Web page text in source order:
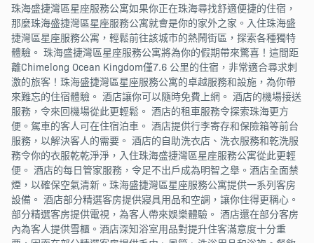
珠海盛捷灣區星座服務公寓如果你正在珠海尋找舒適便捷的住宿，
那麼珠海盛捷灣區星座服務公寓就會是你的家外之家。入住珠海盛
捷灣區星座服務公寓，輕鬆前往該城市的熱鬧街區，探索各種獨特
體驗。 珠海盛捷灣區星座服務公寓將為你的假期帶來驚喜！這間距
離Chimelong Ocean Kingdom僅7.6 公里的住宿，非常適合尋求刺
激的旅客！珠海盛捷灣區星座服務公寓的卓越服務和設施，為你帶
來難忘的住宿體驗。 酒店讓你可以隨時免費上網。 酒店的機場接送
服務，令來回機場從此更輕鬆。 酒店的租車服務令探索珠海更方
便。駕車的客人可在住宿泊車。 酒店提供行李寄存和保險箱等前台
服務，以解決客人的需要。 酒店的自助洗衣店、洗衣服務和乾洗服
務令你的衣服乾乾淨淨，入住珠海盛捷灣區星座服務公寓從此更輕
便。 酒店的每日管家服務，令足不出戶成為明智之舉。酒店全面禁
煙，以確保空氣清新。珠海盛捷灣區星座服務公寓提供一系列客房
設備。 酒店部分精選客房提供寢具用品和空調，讓你住得更稱心。
部分精選客房提供電視，為客人帶來娛樂體驗。 酒店還在部分客房
內為客人提供雪櫃。酒店深知浴室用品對提升住客滿意度十分重